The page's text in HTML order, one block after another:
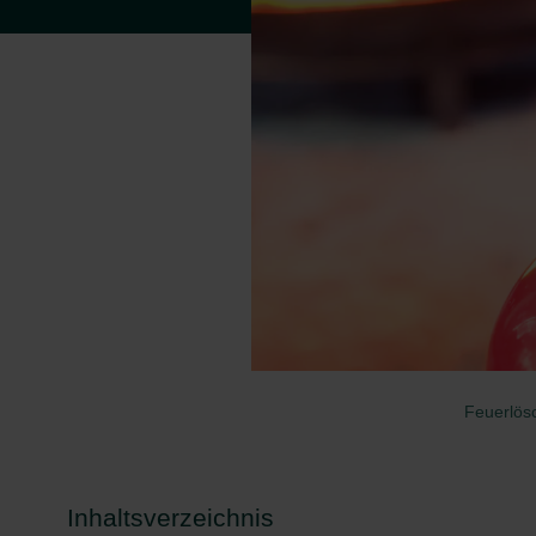
Inhaltsverzeichnis